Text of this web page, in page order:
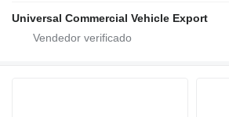
Universal Commercial Vehicle Export